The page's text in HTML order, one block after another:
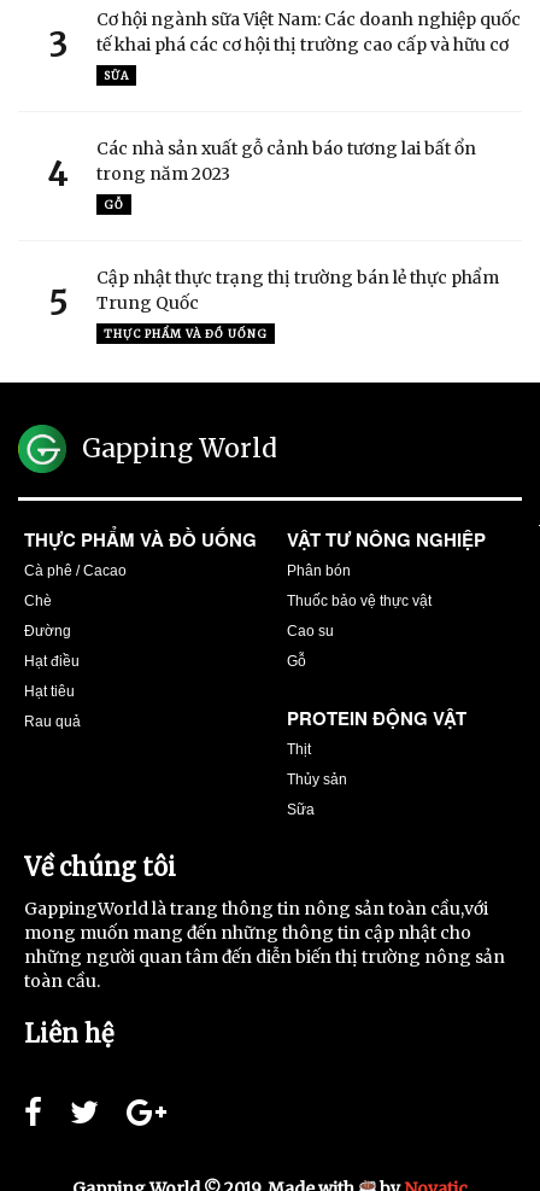
3
Cơ hội ngành sữa Việt Nam: Các doanh nghiệp quốc
tế khai phá các cơ hội thị trường cao cấp và hữu cơ
SỮA
4
Các nhà sản xuất gỗ cảnh báo tương lai bất ổn
trong năm 2023
GỖ
5
Cập nhật thực trạng thị trường bán lẻ thực phẩm
Trung Quốc
THỰC PHẨM VÀ ĐỒ UỐNG
Gapping World
THỰC PHẨM VÀ ĐỒ UỐNG
Cà phê / Cacao
Chè
Đường
Hạt điều
Hạt tiêu
Rau quả
VẬT TƯ NÔNG NGHIỆP
Phân bón
Thuốc bảo vệ thực vật
Cao su
Gỗ
PROTEIN ĐỘNG VẬT
Thịt
Thủy sản
Sữa
Về chúng tôi
GappingWorld là trang thông tin nông sản toàn cầu,với
mong muốn mang đến những thông tin cập nhật cho
những người quan tâm đến diễn biến thị trường nông sản
toàn cầu.
Liên hệ